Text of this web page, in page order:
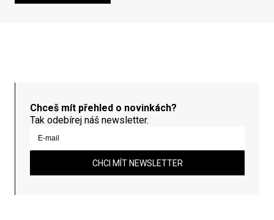
Chceš mít přehled o novinkách?
Tak odebírej náš newsletter.
CHCI MÍT NEWSLETTER